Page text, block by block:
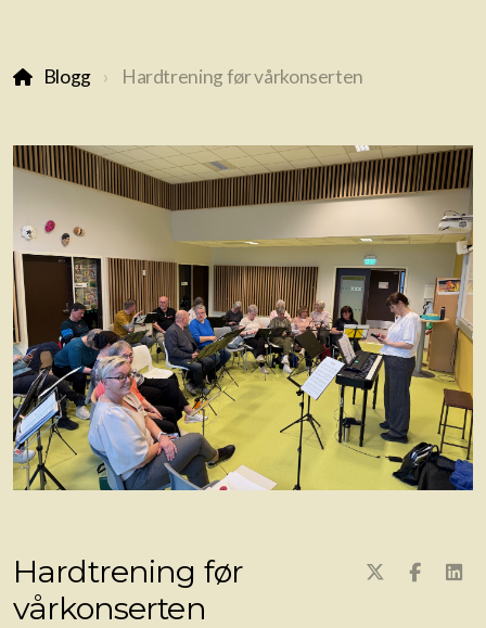
Blogg Hardtrening før vårkonserten
Hardtrening før
vårkonserten